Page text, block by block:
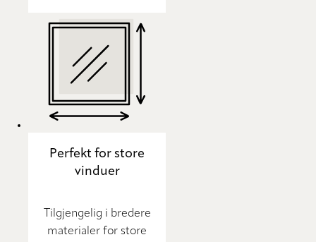
Perfekt for store
vinduer
Tilgjengelig i bredere
materialer for store